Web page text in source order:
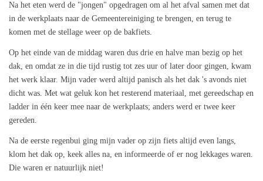
Na het eten werd de "jongen" opgedragen om al het afval samen met dat
in de werkplaats naar de Gemeentereiniging te brengen, en terug te
komen met de stellage weer op de bakfiets.
Op het einde van de middag waren dus drie en halve man bezig op het
dak, en omdat ze in die tijd rustig tot zes uur of later door gingen, kwam
het werk klaar. Mijn vader werd altijd panisch als het dak 's avonds niet
dicht was. Met wat geluk kon het resterend materiaal, met gereedschap en
ladder in één keer mee naar de werkplaats; anders werd er twee keer
gereden.
Na de eerste regenbui ging mijn vader op zijn fiets altijd even langs,
klom het dak op, keek alles na, en informeerde of er nog lekkages waren.
Die waren er natuurlijk niet!